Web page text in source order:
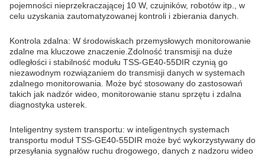
pojemności nieprzekraczającej 10 W, czujników, robotów itp., w
celu uzyskania zautomatyzowanej kontroli i zbierania danych.
Kontrola zdalna: W środowiskach przemysłowych monitorowanie
zdalne ma kluczowe znaczenie.Zdolność transmisji na duże
odległości i stabilność modułu TSS-GE40-55DIR czynią go
niezawodnym rozwiązaniem do transmisji danych w systemach
zdalnego monitorowania. Może być stosowany do zastosowań
takich jak nadzór wideo, monitorowanie stanu sprzętu i zdalna
diagnostyka usterek.
Inteligentny system transportu: w inteligentnych systemach
transportu moduł TSS-GE40-55DIR może być wykorzystywany do
przesyłania sygnałów ruchu drogowego, danych z nadzoru wideo